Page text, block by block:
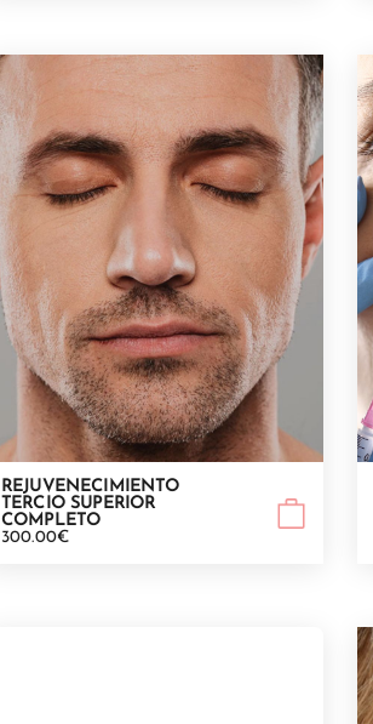
REJUVENECIMIENTO
TERCIO SUPERIOR
COMPLETO
300.00€